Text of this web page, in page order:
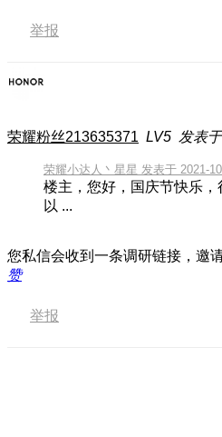
举报
荣耀粉丝213635371 LV5 发表
荣耀小达人丶星星 发表于 2021-
楼主，您好，国庆节快乐
以 ...
您私信会收到一条调研链接，邀
赞
举报